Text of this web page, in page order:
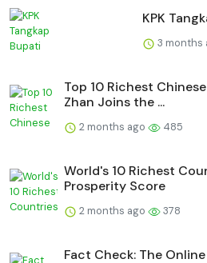
KPK
3 months
Top 10 Richest
Zhan Joins the ...
2 months ago 485
World's 10 Richest
Prosperity Score
2 months ago 378
Fact Check: The